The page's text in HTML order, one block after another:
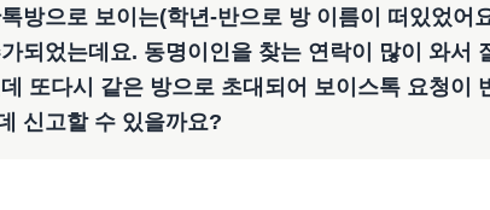
방으로 보이는(학년-반으로 방 이름이 떠있었어
되었는데요. 동명이인을 찾는 연락이 많이 와서
또다시 같은 방으로 초대되어 보이스톡 요청이
신고할 수 있을까요?